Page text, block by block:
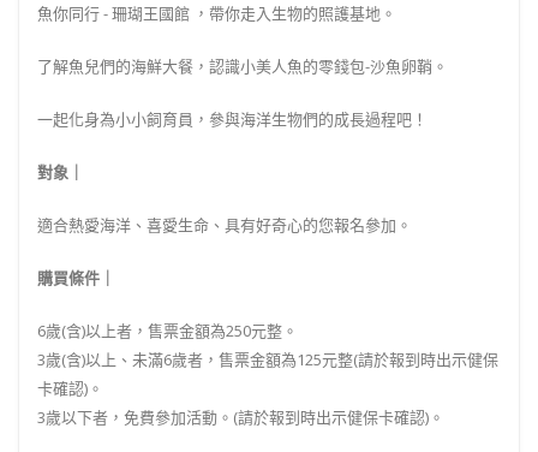
魚你同行 - 珊瑚王國館 ，帶你走入生物的照護基地。
了解魚兒們的海鮮大餐，認識小美人魚的零錢包-沙魚卵鞘。
一起化身為小小飼育員，參與海洋生物們的成長過程吧！
對象｜
適合熱愛海洋、喜愛生命、具有好奇心的您報名參加。
購買條件｜
6歲(含)以上者，售票金額為250元整。
3歲(含)以上、未滿6歲者，售票金額為125元整(請於報到時出示健保
卡確認)。
3歲以下者，免費參加活動。(請於報到時出示健保卡確認)。